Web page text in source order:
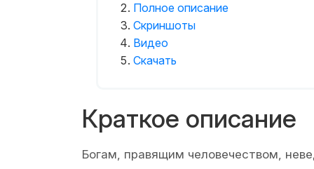
Полное описание
Скриншоты
Видео
Скачать
Краткое описание
Богам, правящим человечеством,